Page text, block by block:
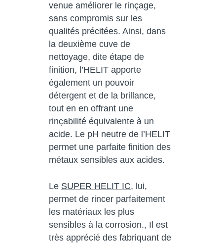
venue améliorer le rinçage,
sans compromis sur les
qualités précitées. Ainsi, dans
la deuxième cuve de
nettoyage, dite étape de
finition, l’HELIT apporte
également un pouvoir
détergent et de la brillance,
tout en en offrant une
rinçabilité équivalente à un
acide. Le pH neutre de l’HELIT
permet une parfaite finition des
métaux sensibles aux acides.
Le SUPER HELIT IC, lui,
permet de rincer parfaitement
les matériaux les plus
sensibles à la corrosion., Il est
très apprécié des fabriquant de